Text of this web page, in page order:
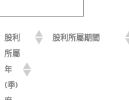
股利
所屬
年
(季)
股利所屬期間